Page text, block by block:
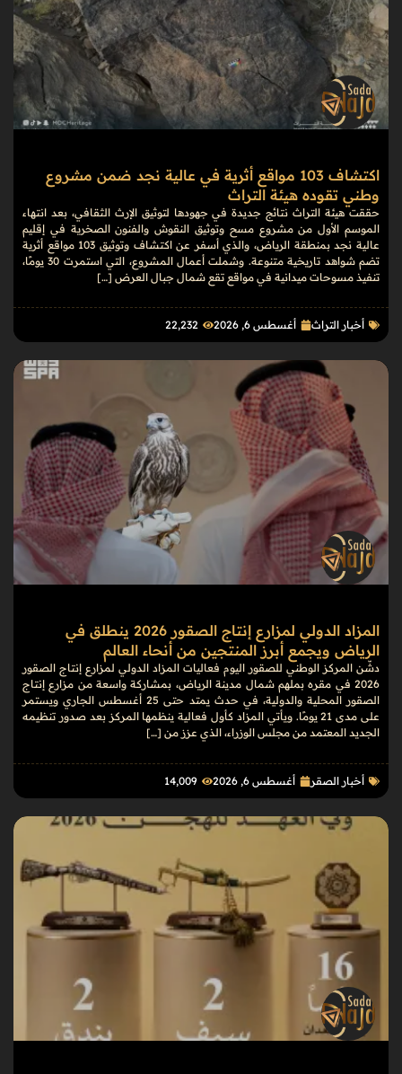
اكتشاف 103 مواقع أثرية في عالية نجد ضمن مشروع
وطني تقوده هيئة التراث
حققت هيئة التراث نتائج جديدة في جهودها لتوثيق الإرث الثقافي، بعد انتهاء
الموسم الأول من مشروع مسح وتوثيق النقوش والفنون الصخرية في إقليم
عالية نجد بمنطقة الرياض، والذي أسفر عن اكتشاف وتوثيق 103 مواقع أثرية
تضم شواهد تاريخية متنوعة. وشملت أعمال المشروع، التي استمرت 30 يومًا،
تنفيذ مسوحات ميدانية في مواقع تقع شمال جبال العرض […]
أخبار التراث أغسطس 6, 2026 22٬232
المزاد الدولي لمزارع إنتاج الصقور 2026 ينطلق في
الرياض ويجمع أبرز المنتجين من أنحاء العالم
دشّن المركز الوطني للصقور اليوم فعاليات المزاد الدولي لمزارع إنتاج الصقور
2026 في مقره بملهم شمال مدينة الرياض، بمشاركة واسعة من مزارع إنتاج
الصقور المحلية والدولية، في حدث يمتد حتى 25 أغسطس الجاري ويستمر
على مدى 21 يومًا. ويأتي المزاد كأول فعالية ينظمها المركز بعد صدور تنظيمه
الجديد المعتمد من مجلس الوزراء، الذي عزز من […]
أخبار الصقر أغسطس 6, 2026 14٬009